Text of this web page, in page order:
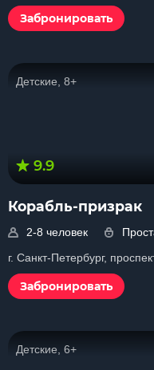
Забронировать
Детские, 8+
9.9
Корабль-призрак
2-8 человек
г. Санкт-Петербург,
Забронировать
Детские, 6+